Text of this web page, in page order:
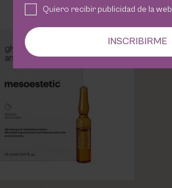
Quiero recibir publicidad de la web
INSCRIBIRME